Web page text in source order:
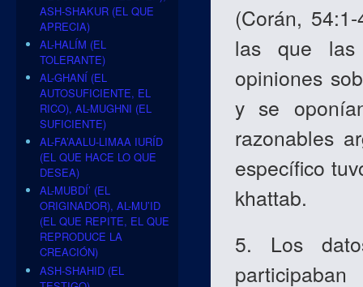
(Corán,
las que las
opiniones
y se
razonables
específico
khattab.
5. Los
ASH-SHAKUR (EL QUE
APRECIA)
AL-HALÍM (EL
TOLERANTE)
AL-GHANÍ (EL
AUTOSUFICIENTE, EL
RICO), AL-MUGHNI (EL
SUFICIENTE)
AL-FA’AALU-LIMAA IURÍD
(EL QUE HACE LO QUE
DESEA)
AL-MUBDÍ’ (EL
ORIGINADOR), AL-MU’ID
(EL QUE REPITE, EL QUE
REPRODUCE LA
CREACIÓN)
ASH-SHAHID (EL